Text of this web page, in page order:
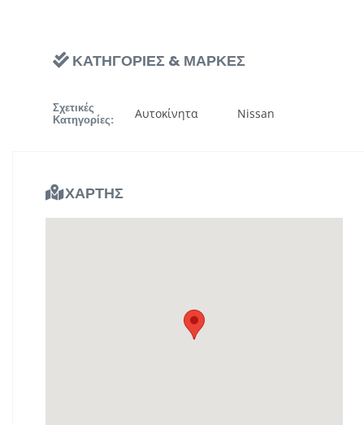
ΚΑΤΗΓΟΡΙΕΣ & ΜΑΡΚΕΣ
Σχετικές
Κατηγορίες: Αυτοκίνητα Nissan
ΧΑΡΤΗΣ